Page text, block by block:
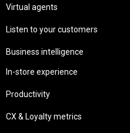
Virtual agents
Listen to your customers
Business intelligence
In-store experience
Productivity
CX & Loyalty metrics